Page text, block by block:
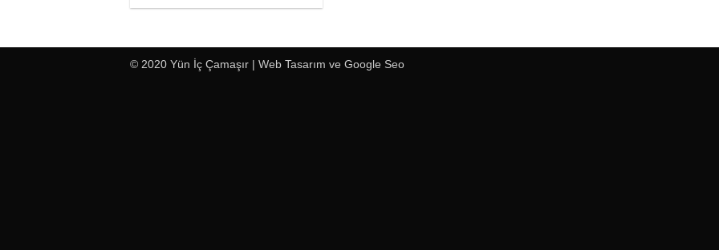
© 2020 Yün İç Çamaşır | Web Tasarım ve Google Seo